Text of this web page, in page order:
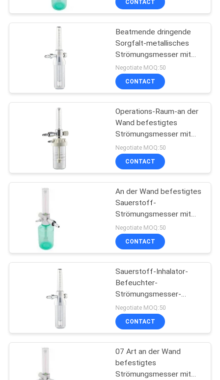
VERBINDUNG
FORDERN
ZITAT
SITEMAP
PRIVACY
POLICY
Medizinische Gas-
Vielfältigkeit
Medizinisches Bett-
Haupteinheit
1
Sauerstoff-
Strömungsmesser-
Regler mit
Befeuchter
CONTACT
Beatmende dringende
Sorgfalt-metallisches
Strömungsmesser mit
Befeuchter
Negotiate MOQ:50
CONTACT
Operations-Raum-an der
Wand befestigtes
Strömungsmesser mit
Befeuchter
Negotiate MOQ:50
CONTACT
An der Wand befestigtes
Sauerstoff-
Strömungsmesser mit
Art des Befeuchter-07
Negotiate MOQ:50
CONTACT
Sauerstoff-Inhalator-
Befeuchter-
Strömungsmesser-
beatmender
medizinischer Gas-
Strömungsmesser
Negotiate MOQ:50
CONTACT
07 Art an der Wand
befestigtes
Strömungsmesser mit